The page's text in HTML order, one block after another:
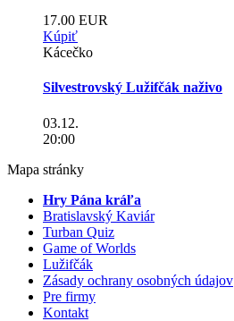
17.00 EUR
Kúpiť
Kácečko
Silvestrovský Lužifčák naživo
03.12.
20:00
Mapa stránky
Hry Pána kráľa
Bratislavský Kaviár
Turban Quiz
Game of Worlds
Lužifčák
Zásady ochrany osobných údajov
Pre firmy
Kontakt